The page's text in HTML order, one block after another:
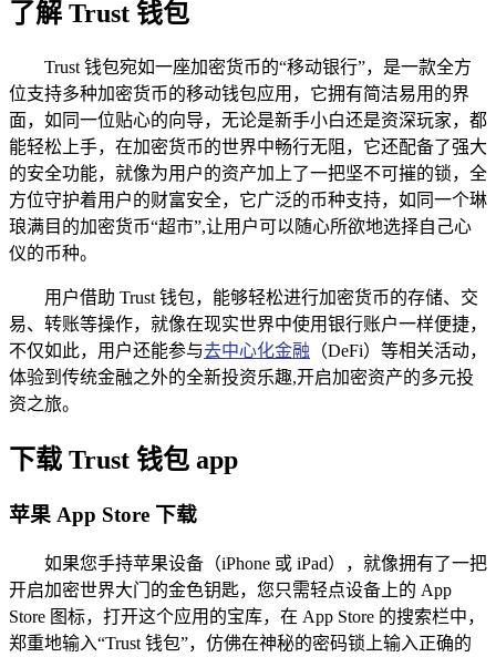
了解 Trust 钱包
Trust 钱包宛如一座加密货币的“移动银行”，是一款全方
位支持多种加密货币的移动钱包应用，它拥有简洁易用的界
面，如同一位贴心的向导，无论是新手小白还是资深玩家，都
能轻松上手，在加密货币的世界中畅行无阻，它还配备了强大
的安全功能，就像为用户的资产加上了一把坚不可摧的锁，全
方位守护着用户的财富安全，它广泛的币种支持，如同一个琳
琅满目的加密货币“超市”,让用户可以随心所欲地选择自己心
仪的币种。
用户借助 Trust 钱包，能够轻松进行加密货币的存储、交
易、转账等操作，就像在现实世界中使用银行账户一样便捷，
不仅如此，用户还能参与去中心化金融 （DeFi）等相关活动，
体验到传统金融之外的全新投资乐趣,开启加密资产的多元投
资之旅。
下载 Trust 钱包 app
苹果 App Store 下载
如果您手持苹果设备（iPhone 或 iPad），就像拥有了一把
开启加密世界大门的金色钥匙，您只需轻点设备上的 App
Store 图标，打开这个应用的宝库，在 App Store 的搜索栏中，
郑重地输入“Trust 钱包”，仿佛在神秘的密码锁上输入正确的